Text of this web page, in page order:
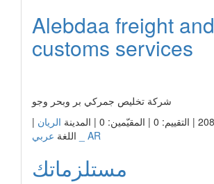
Alebdaa freight and
customs services
شركة تخليص جمركي بر وبحر وجو
الريان |
اللغة عربي _ AR
مستلزماتك